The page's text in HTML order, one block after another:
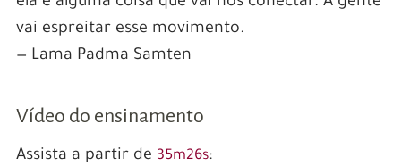
vai espreitar esse movimento.
— Lama Padma Samten
Vídeo do ensinamento
Assista a partir de 35m26s: